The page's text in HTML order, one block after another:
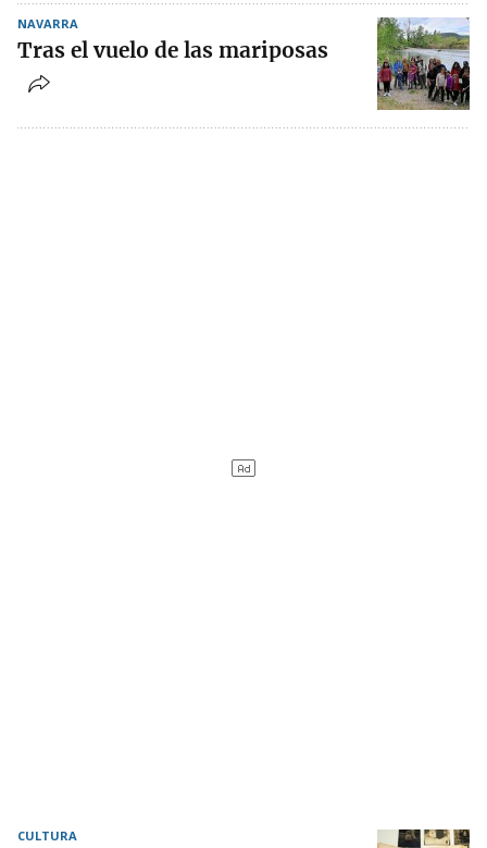
NAVARRA
Tras el vuelo de las mariposas
CULTURA